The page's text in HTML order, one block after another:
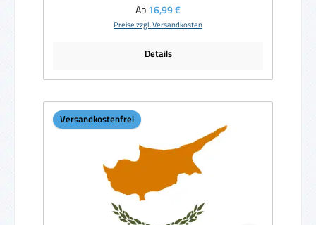
Regulärer Preis:
Ab16,99 €
Preise zzgl. Versandkosten
Details
Versandkostenfrei